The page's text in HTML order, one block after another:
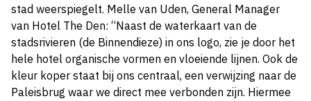
stad weerspiegelt. Melle van Uden, General Manager
van Hotel The Den: “Naast de waterkaart van de
stadsrivieren (de Binnendieze) in ons logo, zie je door het
hele hotel organische vormen en vloeiende lijnen. Ook de
kleur koper staat bij ons centraal, een verwijzing naar de
Paleisbrug waar we direct mee verbonden zijn. Hiermee